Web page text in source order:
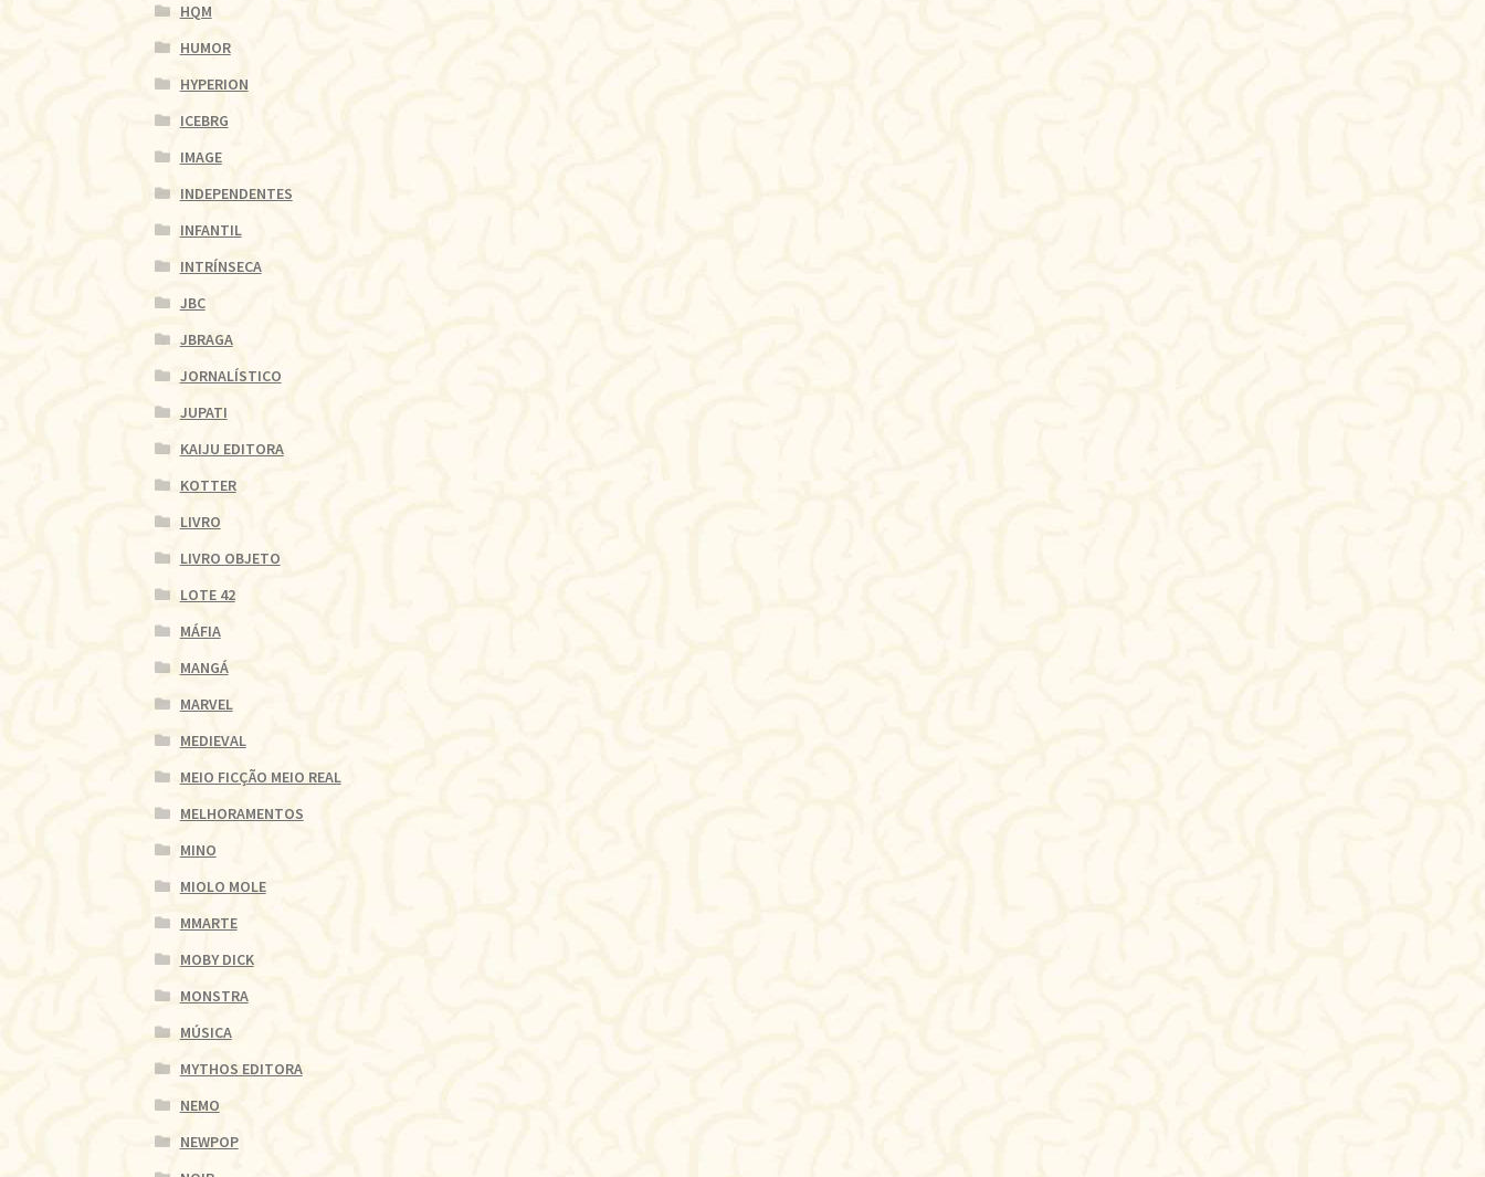
HQM
HUMOR
HYPERION
ICEBRG
IMAGE
INDEPENDENTES
INFANTIL
INTRÍNSECA
JBC
JBRAGA
JORNALÍSTICO
JUPATI
KAIJU EDITORA
KOTTER
LIVRO
LIVRO OBJETO
LOTE 42
MÁFIA
MANGÁ
MARVEL
MEDIEVAL
MEIO FICÇÃO MEIO REAL
MELHORAMENTOS
MINO
MIOLO MOLE
MMARTE
MOBY DICK
MONSTRA
MÚSICA
MYTHOS EDITORA
NEMO
NEWPOP